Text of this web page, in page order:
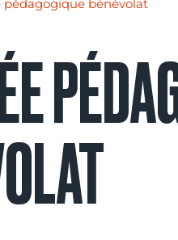
pédagogique bénévolat